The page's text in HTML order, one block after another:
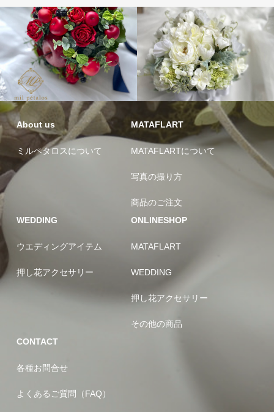
About us
ミルペタロスについて
MATAFLART
MATAFLARTについて
写真の撮り方
商品のご注文
WEDDING
ウエディングアイテム
押し花アクセサリー
ONLINESHOP
MATAFLART
WEDDING
押し花アクセサリー
その他の商品
CONTACT
各種お問合せ
よくあるご質問（FAQ）